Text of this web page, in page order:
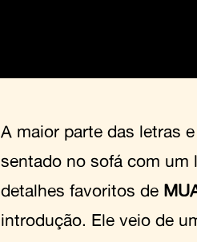
A maior parte das letras
sentado no sofá com um
detalhes favoritos de
introdução. Ele veio de